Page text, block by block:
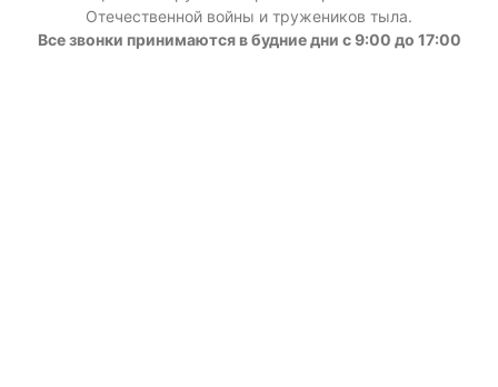
Отечественной войны и тружеников тыла.
Все звонки принимаются в будние дни с 9:00 до 17:00